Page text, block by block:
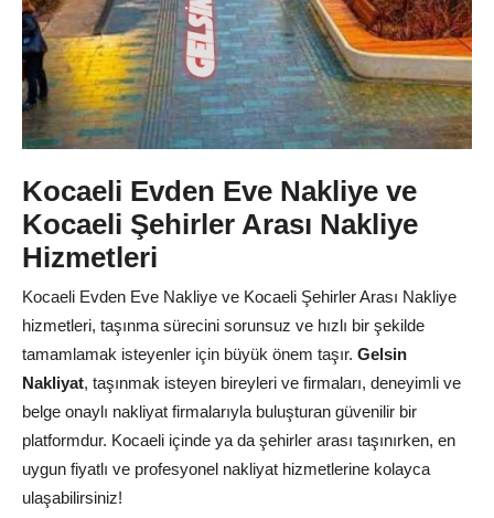
Kocaeli Evden Eve Nakliye ve
Kocaeli Şehirler Arası Nakliye
Hizmetleri
Kocaeli Evden Eve Nakliye ve Kocaeli Şehirler Arası Nakliye
hizmetleri, taşınma sürecini sorunsuz ve hızlı bir şekilde
tamamlamak isteyenler için büyük önem taşır. Gelsin
Nakliyat, taşınmak isteyen bireyleri ve firmaları, deneyimli ve
belge onaylı nakliyat firmalarıyla buluşturan güvenilir bir
platformdur. Kocaeli içinde ya da şehirler arası taşınırken, en
uygun fiyatlı ve profesyonel nakliyat hizmetlerine kolayca
ulaşabilirsiniz!